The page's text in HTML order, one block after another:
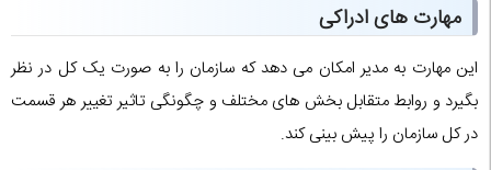
مهارت های ادراکی
این مهارت به مدیر امکان می دهد که سازمان را به صورت یک کل در نظر
بگیرد و روابط متقابل بخش های مختلف و چگونگی تاثیر تغییر هر قسمت
در کل سازمان را پیش بینی کند.